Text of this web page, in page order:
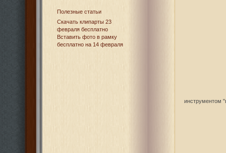
Полезные статьи
Скачать клипарты 23
февраля бесплатно
Вставить фото в рамку
бесплатно на 14 февраля
инструментом